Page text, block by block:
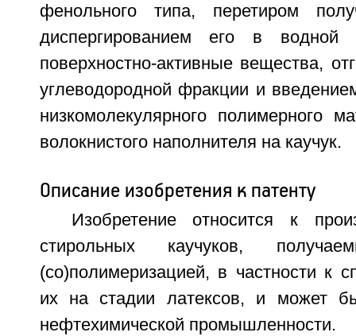
фенольного типа, перетиром
диспергированием его в
поверхностно-активные вещества,
углеводородной фракции и
низкомолекулярного полимерного
волокнистого наполнителя на каучук.
Описание изобретения к патенту
Изобретение относится к
стирольных каучуков,
(со)полимеризацией, в частности к
их на стадии латексов, и может
нефтехимической промышленности.